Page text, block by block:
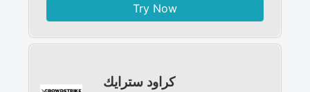
Try Now
كراود سترايك